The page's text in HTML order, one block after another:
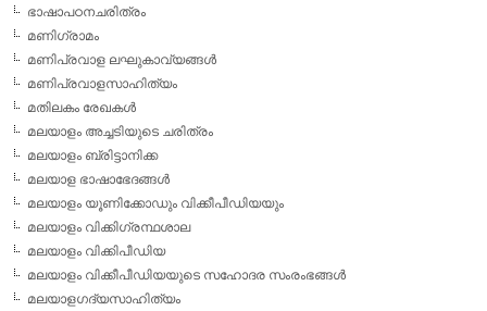
ഭാഷാപഠനചരിത്രം
മണിഗ്രാമം
മണിപ്രവാള ലഘുകാവ്യങ്ങള്‍
മണിപ്രവാളസാഹിത്യം
മതിലകം രേഖകള്‍
മലയാളം അച്ചടിയുടെ ചരിത്രം
മലയാളം ബ്രിട്ടാനിക്ക
മലയാള ഭാഷാഭേദങ്ങള്‍
മലയാളം യൂണിക്കോഡും വിക്കീപീഡിയയും
മലയാളം വിക്കിഗ്രന്ഥശാല
മലയാളം വിക്കിപീഡിയ
മലയാളം വിക്കീപീഡിയയുടെ സഹോദര സംരംഭങ്ങള്‍
മലയാളഗദ്യസാഹിത്യം